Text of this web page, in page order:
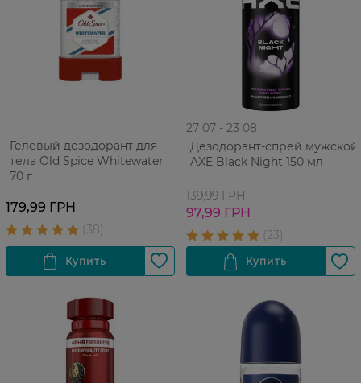
Гелевый дезодорант для
тела Old Spice Whitewater
70 г
179,99 ГРН
27 07 - 23 08
Дезодорант-спрей мужской
AXE Black Night 150 мл
139,99 ГРН
97,99 ГРН